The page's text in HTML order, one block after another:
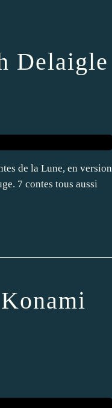
Delaigle
de la Lune, en version
7 contes tous aussi